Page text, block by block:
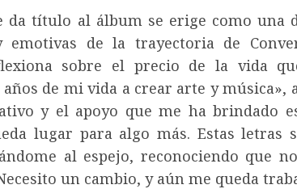
da título al álbum se erige como una
emotivas de la trayectoria de
sobre el precio de la vida
años de mi vida a crear arte y música»,
y el apoyo que me ha brindado
lugar para algo más. Estas letras
al espejo, reconociendo que
un cambio, y aún me queda